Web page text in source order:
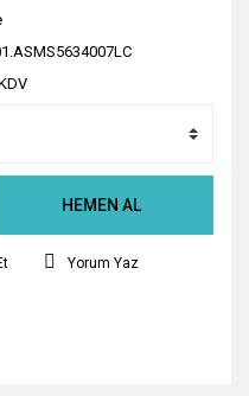
HEMEN AL
Yorum Yaz